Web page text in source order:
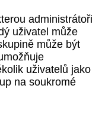
administrátoři
uživatel může
může být
uživatelů jako
na soukromé